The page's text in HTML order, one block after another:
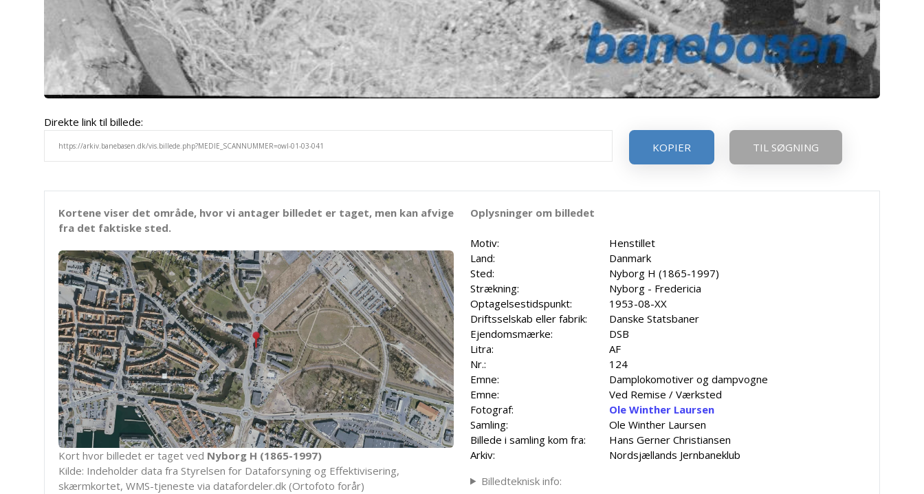
Direkte link til billede:
KOPIER
TIL SØGNING
Kortene viser det område, hvor vi antager billedet er taget, men kan afvige
fra det faktiske sted.
Kort hvor billedet er taget ved Nyborg H (1865-1997)
Kilde: Indeholder data fra Styrelsen for Dataforsyning og Effektivisering,
skærmkortet, WMS-tjeneste via datafordeler.dk (Ortofoto forår)
Oplysninger om billedet
Motiv:
Henstillet
Land:
Danmark
Sted:
Nyborg H (1865-1997)
Strækning:
Nyborg - Fredericia
Optagelsestidspunkt:
1953-08-XX
Driftsselskab eller fabrik:
Danske Statsbaner
Ejendomsmærke:
DSB
Litra:
AF
Nr.:
124
Emne:
Damplokomotiver og dampvogne
Emne:
Ved Remise / Værksted
Fotograf:
Ole Winther Laursen
Samling:
Ole Winther Laursen
Billede i samling kom fra:
Hans Gerner Christiansen
Arkiv:
Nordsjællands Jernbaneklub
Billedteknisk info: